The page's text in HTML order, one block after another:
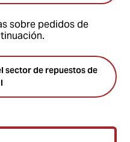
sobre pedidos de
sector de repuestos de